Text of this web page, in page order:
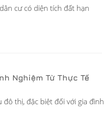
cư có diện tích đất hạn
Nghiệm Từ Thực Tế
thị, đặc biệt đối với gia đình